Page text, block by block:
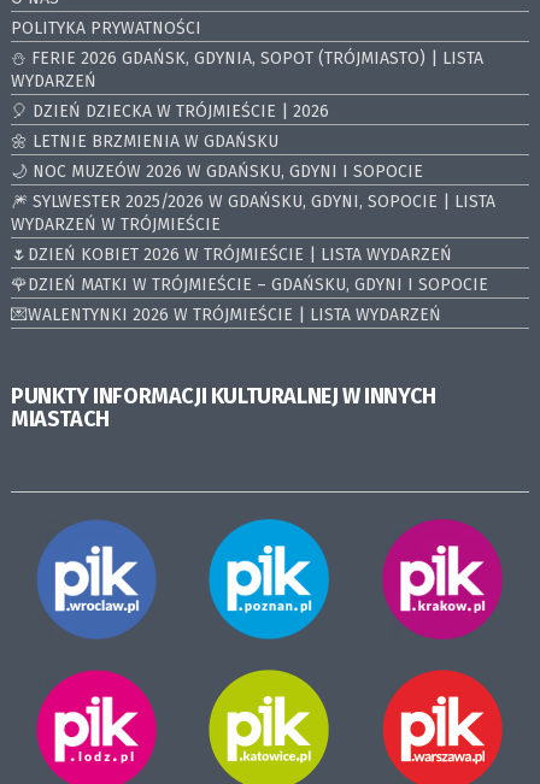
POLITYKA PRYWATNOŚCI
⛄️ FERIE 2026 GDAŃSK, GDYNIA, SOPOT (TRÓJMIASTO) | LISTA
WYDARZEŃ
🎈 DZIEŃ DZIECKA W TRÓJMIEŚCIE | 2026
🌼 LETNIE BRZMIENIA W GDAŃSKU
🌙 NOC MUZEÓW 2026 W GDAŃSKU, GDYNI I SOPOCIE
🎆 SYLWESTER 2025/2026 W GDAŃSKU, GDYNI, SOPOCIE | LISTA
WYDARZEŃ W TRÓJMIEŚCIE
🌷DZIEŃ KOBIET 2026 W TRÓJMIEŚCIE | LISTA WYDARZEŃ
🌹DZIEŃ MATKI W TRÓJMIEŚCIE – GDAŃSKU, GDYNI I SOPOCIE
💌WALENTYNKI 2026 W TRÓJMIEŚCIE | LISTA WYDARZEŃ
PUNKTY INFORMACJI KULTURALNEJ W INNYCH
MIASTACH